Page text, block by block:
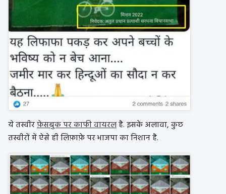
ये तस्वीरफ़ेसबुक पर काफी वायरलहै. इसके अलावा, कुछ
तस्वीरों में ऐसे ही लिफ़ाफ़े पर भाजपा का निशान है.